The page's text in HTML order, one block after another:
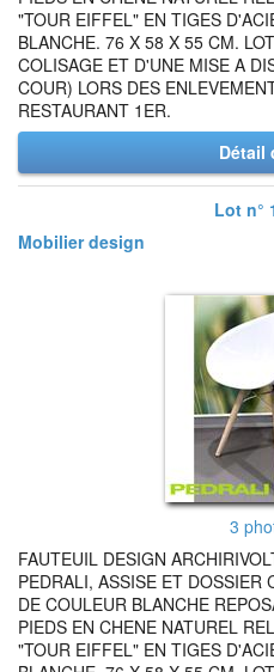
"TOUR EIFFEL" EN TIGES
BLANCHE. 76 X 58 X 55 CM.
COLISAGE ET D'UNE MISE A
COUR) LORS DES
RESTAURANT 1ER.
Détail
Lot n°
Mobilier design
3
FAUTEUIL DESIGN
PEDRALI, ASSISE ET DOSSIER
DE COULEUR BLANCHE
PIEDS EN CHENE NATUREL
"TOUR EIFFEL" EN TIGES